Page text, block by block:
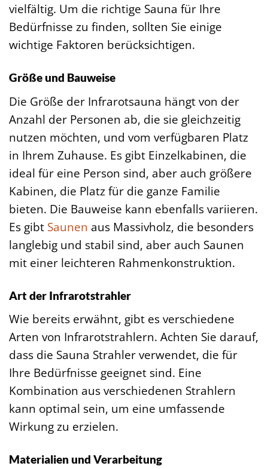
vielfältig. Um die richtige Sauna für Ihre
Bedürfnisse zu finden, sollten Sie einige
wichtige Faktoren berücksichtigen.
Größe und Bauweise
Die Größe der Infrarotsauna hängt von der
Anzahl der Personen ab, die sie gleichzeitig
nutzen möchten, und vom verfügbaren Platz
in Ihrem Zuhause. Es gibt Einzelkabinen, die
ideal für eine Person sind, aber auch größere
Kabinen, die Platz für die ganze Familie
bieten. Die Bauweise kann ebenfalls variieren.
Es gibt Saunen aus Massivholz, die besonders
langlebig und stabil sind, aber auch Saunen
mit einer leichteren Rahmenkonstruktion.
Art der Infrarotstrahler
Wie bereits erwähnt, gibt es verschiedene
Arten von Infrarotstrahlern. Achten Sie darauf,
dass die Sauna Strahler verwendet, die für
Ihre Bedürfnisse geeignet sind. Eine
Kombination aus verschiedenen Strahlern
kann optimal sein, um eine umfassende
Wirkung zu erzielen.
Materialien und Verarbeitung